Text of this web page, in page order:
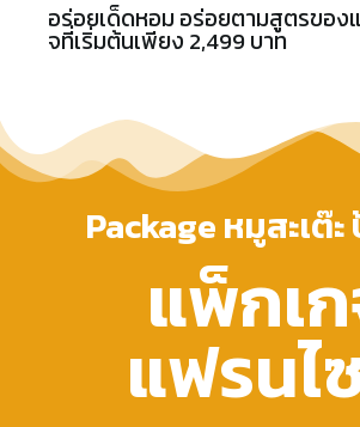
อร่อยเด็ดหอม อร่อยตามสูตรของ
จที่เริ่มต้นเพียง 2,499 บาท
Package หมูสะเต๊
แพ็กเ
แฟรนไ